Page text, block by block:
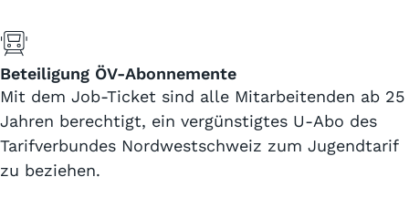
Beteiligung ÖV-Abonnemente
Mit dem Job-Ticket sind alle Mitarbeitenden ab 25
Jahren berechtigt, ein vergünstigtes U-Abo des
Tarifverbundes Nordwestschweiz zum Jugendtarif
zu beziehen.